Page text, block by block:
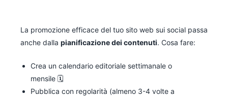
La promozione efficace del tuo sito web sui social passa
anche dalla pianificazione dei contenuti. Cosa fare:
Crea un calendario editoriale settimanale o
mensile 🗓️
Pubblica con regolarità (almeno 3-4 volte a